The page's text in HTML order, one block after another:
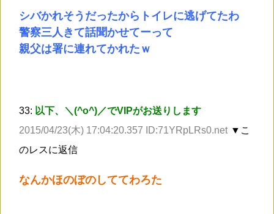
シバかれそうだったからトイレに逃げてたわ
警察三人きて話聞かせてーって
親父は署に連れてかれたｗ
33: 以下、＼(^o^)／でVIPがお送りします
2015/04/23(木) 17:04:20.357 ID:71YRpLRs0.net ▼こ
のレスに返信
なんかほのぼのしててわろた